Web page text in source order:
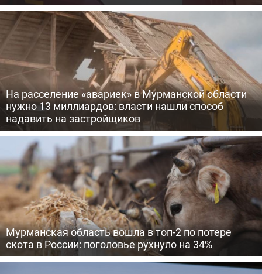
На расселение «авариек» в Мурманской области
нужно 13 миллиардов: власти нашли способ
надавить на застройщиков
Мурманская область вошла в топ-2 по потере
скота в России: поголовье рухнуло на 34%